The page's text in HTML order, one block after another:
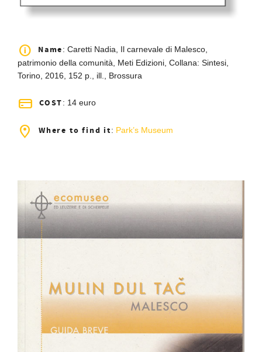
Name: Caretti Nadia, Il carnevale di Malesco,
patrimonio della comunità, Meti Edizioni, Collana: Sintesi,
Torino, 2016, 152 p., ill., Brossura
COST: 14 euro
Where to find it: Park’s Museum